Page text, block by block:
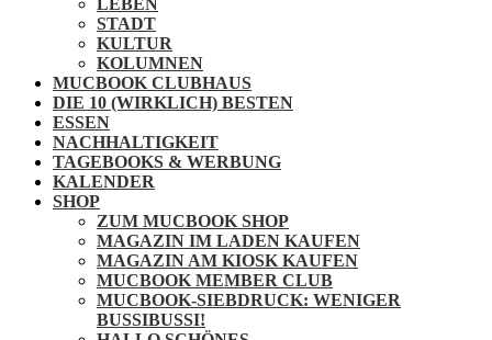
LEBEN
STADT
KULTUR
KOLUMNEN
MUCBOOK CLUBHAUS
DIE 10 (WIRKLICH) BESTEN
ESSEN
NACHHALTIGKEIT
TAGEBOOKS & WERBUNG
KALENDER
SHOP
ZUM MUCBOOK SHOP
MAGAZIN IM LADEN KAUFEN
MAGAZIN AM KIOSK KAUFEN
MUCBOOK MEMBER CLUB
MUCBOOK-SIEBDRUCK: WENIGER
BUSSIBUSSI!